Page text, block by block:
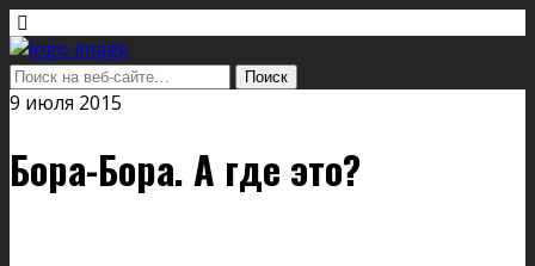
9 июля 2015
Бора-Бора. А где это?